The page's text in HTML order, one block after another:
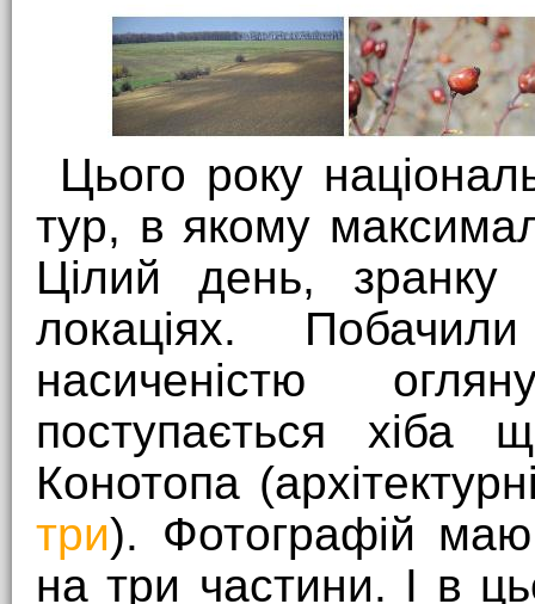
Цього року
тур, в якому
Цілий день,
локаціях.
насиченістю
поступається хіба
Конотопа
три). Фотографій маю
на три частини. І в